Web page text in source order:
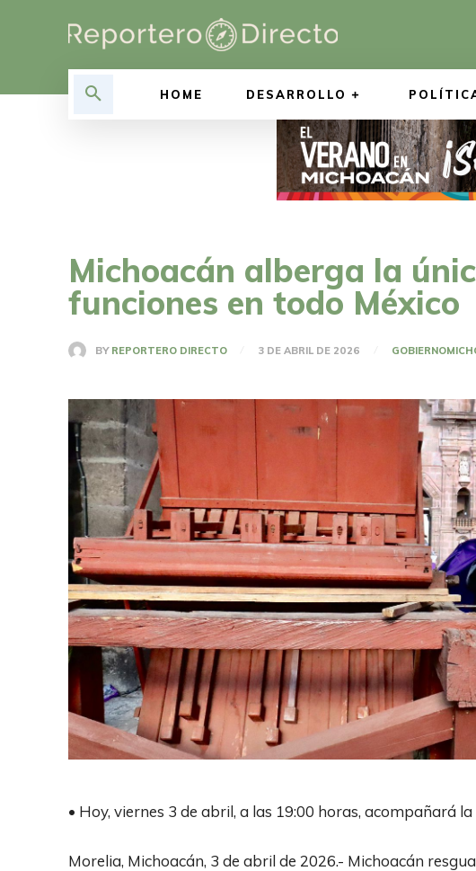
HOME DESARROLLO
Michoacán alberga la
funciones en todo México
BY REPORTERO DIRECTO 3 DE ABRIL DE 2026 GOBIERNO
• Hoy, viernes 3 de abril, a las 19:00 horas, acompañará
Morelia, Michoacán, 3 de abril de 2026.- Michoacán